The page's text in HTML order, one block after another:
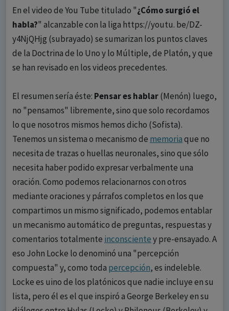
En el video de You Tube titulado "¿Cómo surgió el
habla?" alcanzable con la liga https://youtu. be/DZ-
y4NjQHjg (subrayado) se sumarizan los puntos claves
de la Doctrina de lo Uno y lo Múltiple, de Platón, y que
se han revisado en los videos precedentes.
El resumen sería éste: Pensar es hablar(Menón) luego,
no "pensamos" libremente, sino que solo recordamos
lo que nosotros mismos hemos dicho (Sofista).
Tenemos un sistema o mecanismo de memoriaque no
necesita de trazas o huellas neuronales, sino que sólo
necesita haber podido expresar verbalmente una
oración. Como podemos relacionarnos con otros
mediante oraciones y párrafos completos en los que
compartimos un mismo significado, podemos entablar
un mecanismo automático de preguntas, respuestas y
comentarios totalmente inconscientey pre-ensayado. A
eso John Locke lo denominó una "percepción
compuesta" y, como toda percepción, es indeleble.
Locke es uino de los platónicos que nadie incluye en su
lista, pero él es el que inspiró a George Berkeley en su